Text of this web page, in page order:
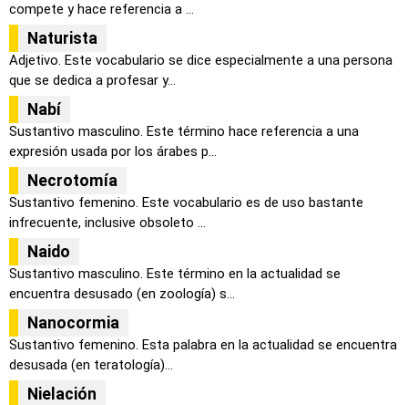
compete y hace referencia a ...
Naturista
Adjetivo. Este vocabulario se dice especialmente a una persona
que se dedica a profesar y...
Nabí
Sustantivo masculino. Este término hace referencia a una
expresión usada por los árabes p...
Necrotomía
Sustantivo femenino. Este vocabulario es de uso bastante
infrecuente, inclusive obsoleto ...
Naido
Sustantivo masculino. Este término en la actualidad se
encuentra desusado (en zoología) s...
Nanocormia
Sustantivo femenino. Esta palabra en la actualidad se encuentra
desusada (en teratología)...
Nielación